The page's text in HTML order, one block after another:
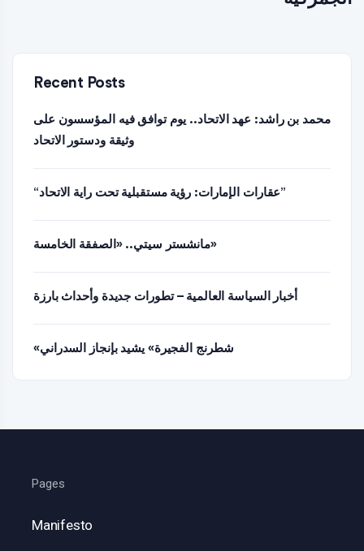
Recent Posts
محمد بن راشد: عهد الاتحاد.. يوم توافق فيه المؤسسون على
وثيقة ودستور الاتحاد
“عقارات الإمارات: رؤية مستقبلية تحت راية الاتحاد”
مانشستر سيتي.. «الصفقة الخامسة»
أخبار السياسة العالمية – تطورات جديدة وأحداث بارزة
«شطرنج الفجيرة» يشيد بإنجاز السدراني
Pages
Manifesto